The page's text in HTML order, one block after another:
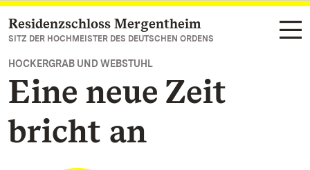
Zum Hauptinhalt springen
Residenzschloss Mergentheim
SITZ DER HOCHMEISTER DES DEUTSCHEN ORDENS
HOCKERGRAB UND WEBSTUHL
Eine neue Zeit
bricht an